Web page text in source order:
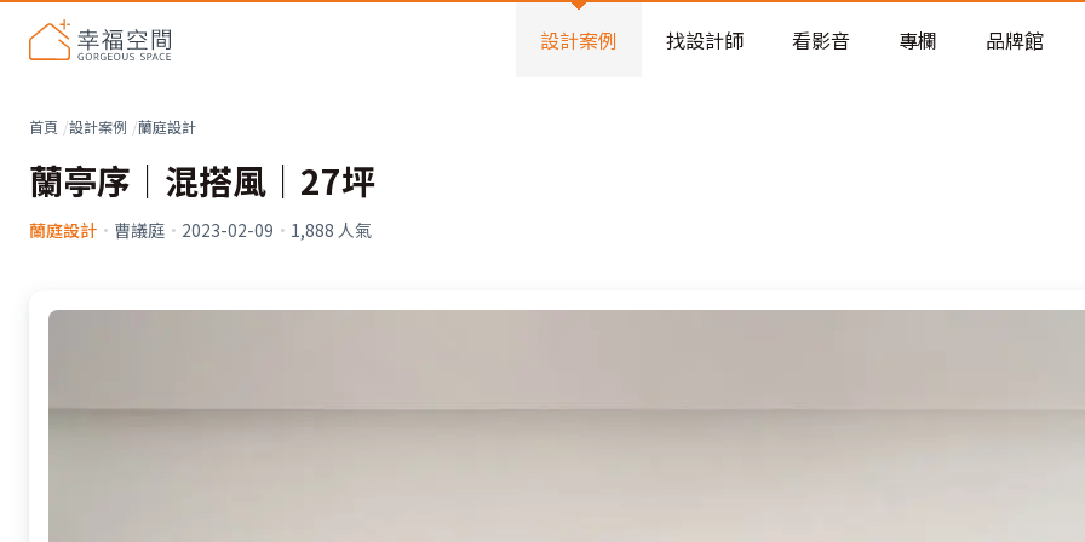
老屋預算分配與高 CP 值煥新術
設計案例 找設計師 看影音 專欄 品牌館
首頁 設計案例 蘭庭設計
蘭亭序│混搭風│27坪
蘭庭設計 · 曹議庭 · 2023-02-09 · 1,888 人氣